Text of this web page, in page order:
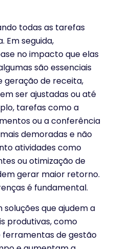
todas as tarefas
Em seguida,
no impacto que elas
são essenciais
geração de receita,
ser ajustadas ou até
tarefas como a
ou a conferência
demoradas e não
atividades como
ou otimização de
gerar maior retorno.
é fundamental.
soluções que ajudem a
produtivas, como
ferramentas de gestão